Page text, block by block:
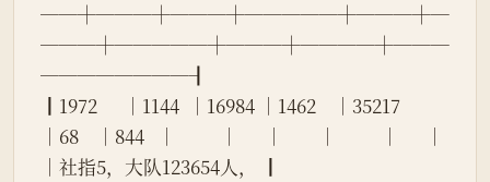
──┼───┼───┼─────┼───┼─
───┼─────┼───┼────┼───
────────┨
┃1972      │1144  │16984 │1462    │35217
│68    │844   │          │      │        │          │      │
│社指5，大队123654人， ┃